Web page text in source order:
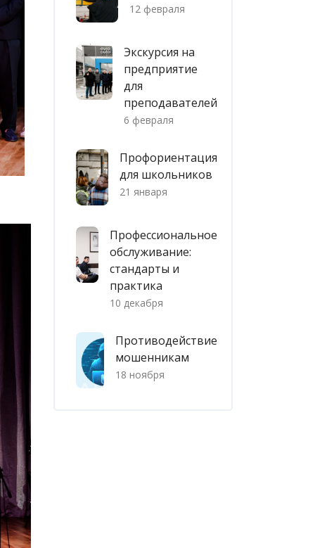
12 февраля
Экскурсия на
предприятие
для
преподавателей
6 февраля
Профориентация
для школьников
21 января
Профессиональное
обслуживание:
стандарты и
практика
10 декабря
Противодействие
мошенникам
18 ноября